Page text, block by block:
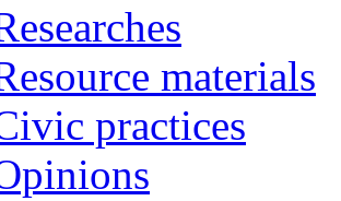
materials
practices